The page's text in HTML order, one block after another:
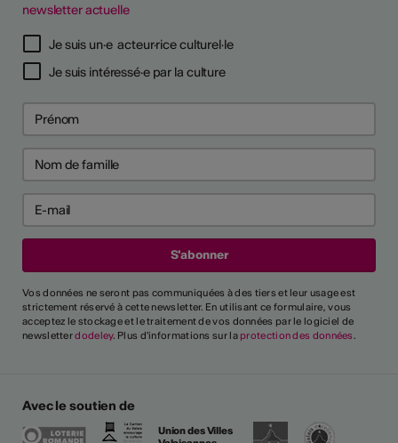
newsletter actuelle
Je suis un·e acteur·rice culturel·le
Je suis intéressé·e par la culture
Vos données ne seront pas communiquées à des tiers et leur usage est
strictement réservé à cette newsletter. En utilisant ce formulaire, vous
acceptez le stockage et le traitement de vos données par le logiciel de
newsletterdodeley. Plus d'informations sur la protection des données.
Avec le soutien de
Union des Villes